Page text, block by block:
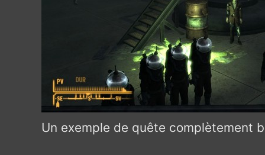
Un exemple de quête complètement